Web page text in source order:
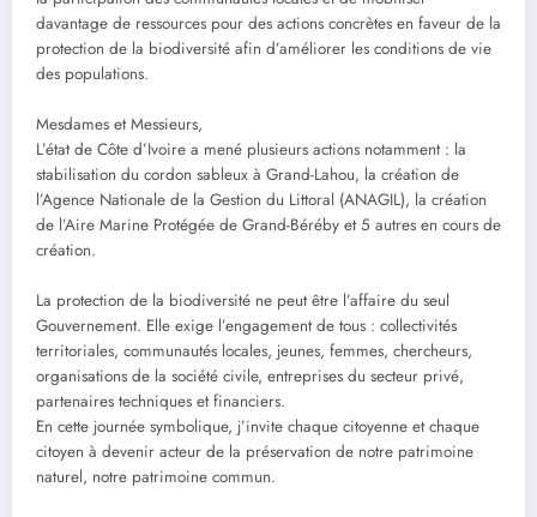
davantage de ressources pour des actions concrètes en faveur de la
protection de la biodiversité afin d’améliorer les conditions de vie
des populations.
‎Mesdames et Messieurs,
L’état de Côte d’Ivoire a mené plusieurs actions notamment : la
stabilisation du cordon sableux à Grand-Lahou, la création de
l’Agence Nationale de la Gestion du Littoral (ANAGIL), la création
de l’Aire Marine Protégée de Grand-Béréby et 5 autres en cours de
création.
‎La protection de la biodiversité ne peut être l’affaire du seul
Gouvernement. Elle exige l’engagement de tous : collectivités
territoriales, communautés locales, jeunes, femmes, chercheurs,
organisations de la société civile, entreprises du secteur privé,
partenaires techniques et financiers.
‎En cette journée symbolique, j’invite chaque citoyenne et chaque
citoyen à devenir acteur de la préservation de notre patrimoine
naturel, notre patrimoine commun.